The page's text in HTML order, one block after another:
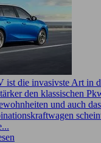
ist die invasivste Art in
den klassischen
und auch